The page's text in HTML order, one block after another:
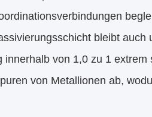
bleibt
innerhalb von 1,0 zu 1
von Metallionen ab,